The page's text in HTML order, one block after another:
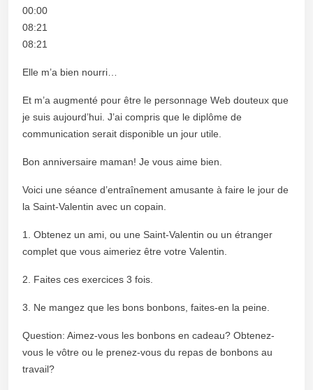
00:00
08:21
08:21
Elle m’a bien nourri…
Et m’a augmenté pour être le personnage Web douteux que
je suis aujourd’hui. J’ai compris que le diplôme de
communication serait disponible un jour utile.
Bon anniversaire maman! Je vous aime bien.
Voici une séance d’entraînement amusante à faire le jour de
la Saint-Valentin avec un copain.
1. Obtenez un ami, ou une Saint-Valentin ou un étranger
complet que vous aimeriez être votre Valentin.
2. Faites ces exercices 3 fois.
3. Ne mangez que les bons bonbons, faites-en la peine.
Question: Aimez-vous les bonbons en cadeau? Obtenez-
vous le vôtre ou le prenez-vous du repas de bonbons au
travail?